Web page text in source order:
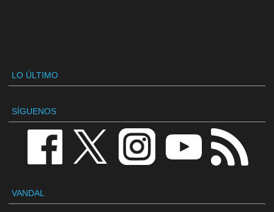
LO ÚLTIMO
SÍGUENOS
VANDAL